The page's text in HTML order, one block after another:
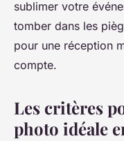
sublimer votre
tomber dans les
pour une réception
compte.
Les critères
photo idéale